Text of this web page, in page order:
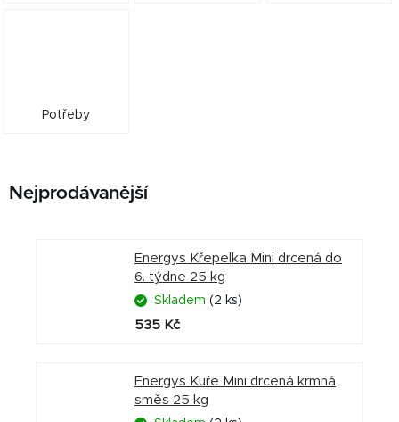
Potřeby
Nejprodávanější
Energys Křepelka Mini drcená do
6. týdne 25 kg
Skladem (2 ks)
535 Kč
Energys Kuře Mini drcená krmná
směs 25 kg